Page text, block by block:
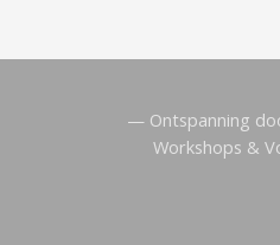
— Ontspanning
Workshops &